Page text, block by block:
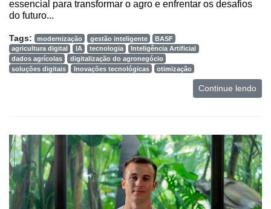
e
Análise
E-
Commerce
Informatização
Software
Empresarial
Tecnologia
para
Recursos
essencial para transformar o agro e enfrentar os desafios
do futuro...
Tags: modernização gestão inteligente
BASF
agricultura digital
IA tecnologia
Inteligência Artificial
dados agrícolas
digitalização do agronegócio
soluções digitais
Inovações tecnológicas otimização
Continue lendo